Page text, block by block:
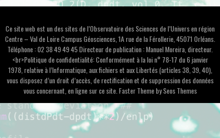
Ce site web est un des sites de l’Observatoire des Sciences de l’Univers en région
Centre – Val de Loire Campus Géosciences, 1A rue de la Férollerie, 45071 Orléans.
Téléphone : 02 38 49 49 45 Directeur de publication : Manuel Moreira, directeur.
<br>Politique de confidentialité: Conformément à la loi n° 78-17 du 6 janvier
1978, relative à l’Informatique, aux fichiers et aux Libertés (articles 38, 39, 40),
vous disposez d’un droit d’accès, de rectification et de suppression des données
vous concernant, en ligne sur ce site. Faster Theme by Seos Themes